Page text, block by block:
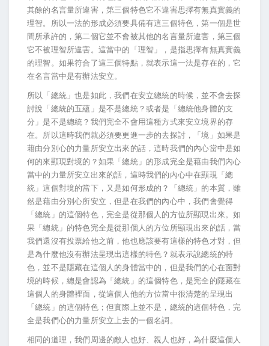
其餘的名言量所違害，第三個特色它不違害思擇有無真實義的
理智。所以一法的形成必須要具備有這三個特色，第一個是世
間所承許的，第二個它並不會被其他的名言量所違害，第三個
它不被理智所違害。這當中的「理智」，是指思擇有無真實義
的理智。如果符合了這三個特點，就表示這一法是存在的，它
在名言當中是有辦法安立。
所以「總統」也是如此，我們在安立總統的時候，並不會去探
討說「總統的五蘊」是不是總統？或者是「總統他身體的支
分」是不是總統？我們完全不會用這種方式來安立境界的存
在。所以這時我們就必須要更進一步的去探討，「境」如果是
藉由分別心的力量所安立出來的話，這時我們的內心當中是如
何的來顯現對境的？如果「總統」的形成完全是藉由我們內心
當中的力量所安立出來的話，這時我們的內心中在顯現「總
統」這個對境的當下，又是如何形成的？「總統」的本質，雖
然是藉由分別心所安立，但是在我們的內心中，我們會覺得
「總統」的這個特色，完全是從那個人的方位所顯現出來。如
果「總統」的特色完全是從那個人的方位所顯現出來的話，當
我們還沒有投票給他之前，他也應該要有這樣的特色才對，但
是為什麼他沒有辦法呈現出這樣的特色？就表示說總統的特
色，並不是隱藏在這個人的身體當中的，但是我們的心在面對
境的時候，總是會認為「總統」的這個特色，是完全的隱藏在
這個人的身體裡面，從這個人他的方位當中很清楚的呈現出
「總統」的這個特色；但實際上並不是，總統的這個特色，完
全是我們心的力量所安立上去的一個名詞。
相同的道理，我們周邊的敵人也好、親人也好，為什麼這個人